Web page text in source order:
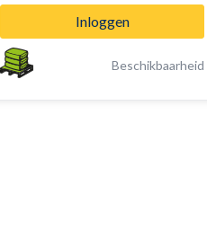
Inloggen
Beschikbaarheid